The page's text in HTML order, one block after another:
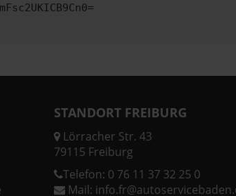
STANDORT FREIBURG
Lörracher Str. 43
79115 Freiburg
Telefon: 0 76 11 37 32 25 0
Mail: